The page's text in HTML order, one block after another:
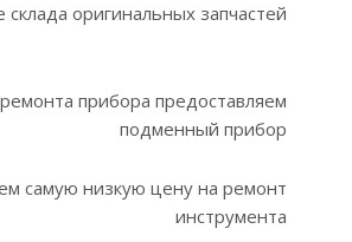
склада оригинальных запчастей
прибора предоставляем
подменный прибор
самую низкую цену на ремонт
инструмента